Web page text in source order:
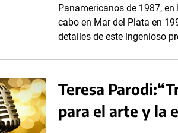
Panamericanos de 1987,
cabo en Mar del Plata en
detalles de este ingenioso
Teresa
para el arte y la